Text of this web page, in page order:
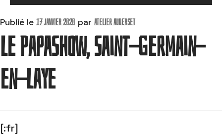
Publié le 17 janvier 2020 par Atelier Auderset
Le PapaShow, Saint-Germain-
en-Laye
[:fr]